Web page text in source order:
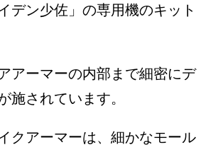
デン少佐」の専用機のキット
アーマーの内部まで細密にデ
施されています。
クアーマーは、細かなモール